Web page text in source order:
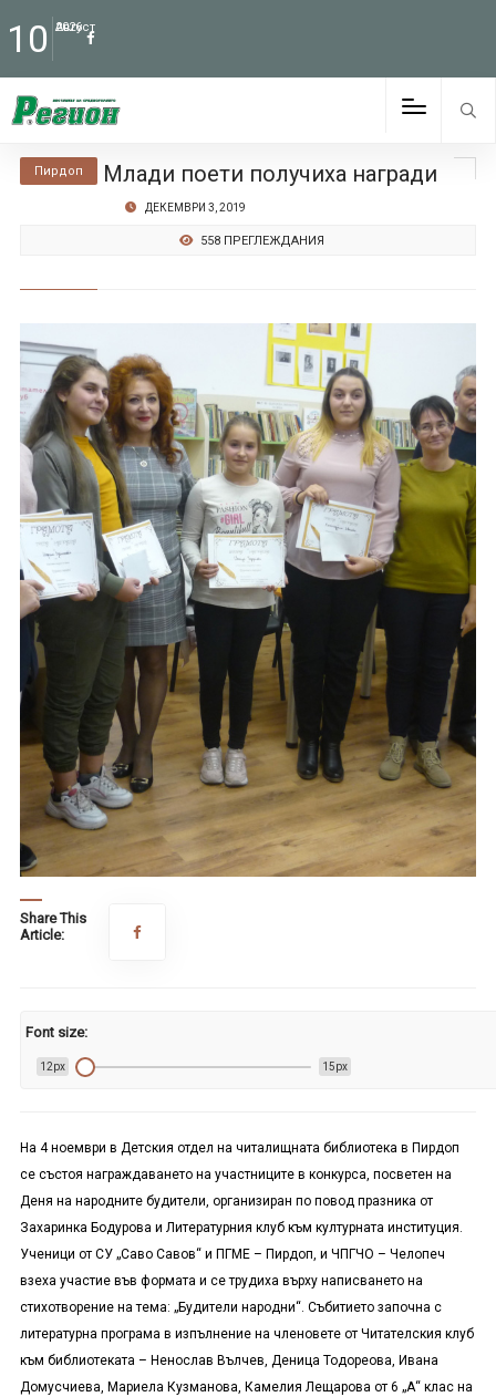
10 Август
2026
Пирдоп Млади поети получиха награди
ДЕКЕМВРИ 3, 2019
558 ПРЕГЛЕЖДАНИЯ
Share This
Article:
Font size:
12px 15px
На 4 ноември в Детския отдел на читалищната библиотека в Пирдоп
се състоя награждаването на участниците в конкурса, посветен на
Деня на народните будители, организиран по повод празника от
Захаринка Бодурова и Литературния клуб към културната институция.
Ученици от СУ „Саво Савов“ и ПГМЕ – Пирдоп, и ЧПГЧО – Челопеч
взеха участие във формата и се трудиха върху написването на
стихотворение на тема: „Будители народни“. Събитието започна с
литературна програма в изпълнение на членовете от Читателския клуб
към библиотеката – Ненослав Вълчев, Деница Тодореова, Ивана
Домусчиева, Мариела Кузманова, Камелия Лещарова от 6 „А“ клас на